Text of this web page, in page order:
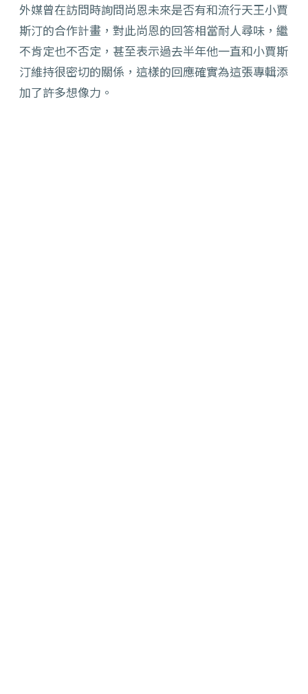
外媒曾在訪問時詢問尚恩未來是否有和流行天王小賈
斯汀的合作計畫，對此尚恩的回答相當耐人尋味，繼
不肯定也不否定，甚至表示過去半年他一直和小賈斯
汀維持很密切的關係，這樣的回應確實為這張專輯添
加了許多想像力。